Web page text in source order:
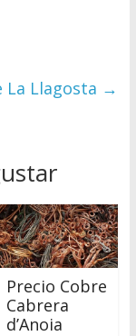
La Llagosta →
Precio Cobre
Cabrera
d’Anoia